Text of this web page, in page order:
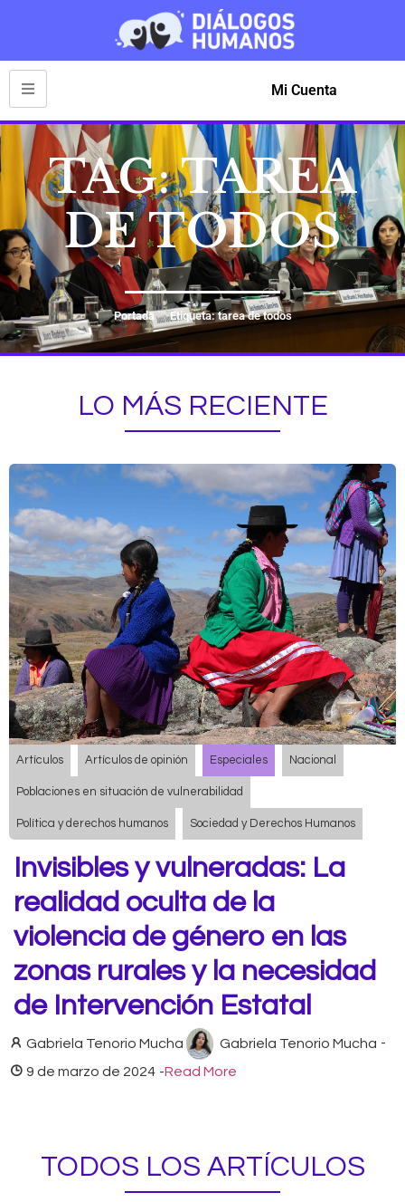
Mi Cuenta
TAG: TAREA
DE TODOS
Portada Etiqueta: tarea de todos
LO MÁS RECIENTE
Artículos Artículos de opinión Especiales Nacional
Poblaciones en situación de vulnerabilidad
Política y derechos humanos Sociedad y Derechos Humanos
Invisibles y vulneradas: La
realidad oculta de la
violencia de género en las
zonas rurales y la necesidad
de Intervención Estatal
Gabriela Tenorio Mucha Gabriela Tenorio Mucha -
9 de marzo de 2024 -Read More
TODOS LOS ARTÍCULOS